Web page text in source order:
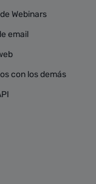
Webinars
email
con los demás